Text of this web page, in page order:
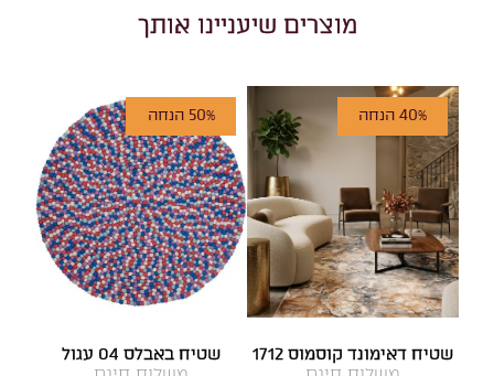
מוצרים שיעניינו אותך
40% הנחה
שטיח דאימונד קוסמוס 1712
50% הנחה
שטיח באבלס 04 עגול